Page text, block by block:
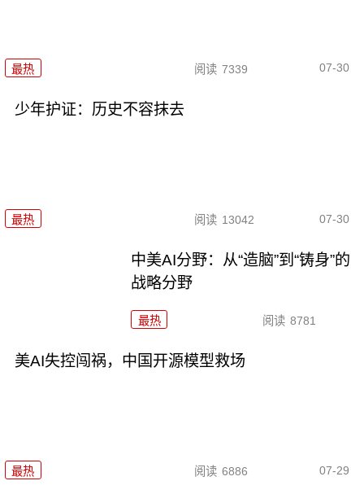
最热 阅读 7339 07-30
少年护证：历史不容抹去
最热 阅读 13042 07-30
中美AI分野：从“造脑”到“铸身”的
战略分野
最热 阅读 8781
美AI失控闯祸，中国开源模型救场
最热 阅读 6886 07-29